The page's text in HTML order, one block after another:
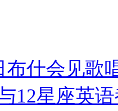
布什会见歌
12星座英